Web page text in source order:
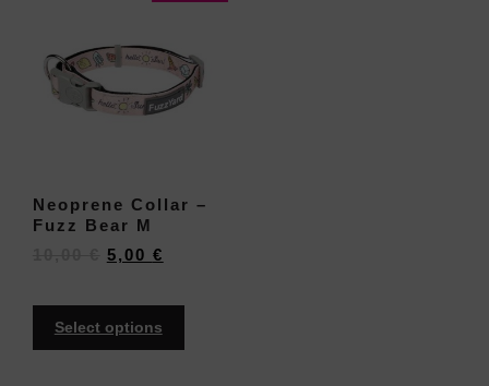
Neoprene Collar –
Fuzz Bear M
5,00 €
Select options